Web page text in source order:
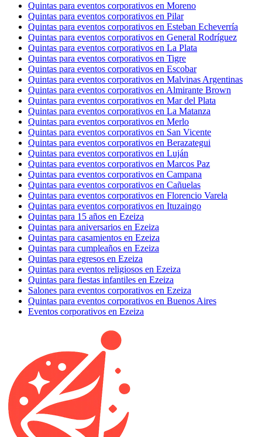
Quintas para eventos corporativos en Moreno
Quintas para eventos corporativos en Pilar
Quintas para eventos corporativos en Esteban Echeverría
Quintas para eventos corporativos en General Rodríguez
Quintas para eventos corporativos en La Plata
Quintas para eventos corporativos en Tigre
Quintas para eventos corporativos en Escobar
Quintas para eventos corporativos en Malvinas Argentinas
Quintas para eventos corporativos en Almirante Brown
Quintas para eventos corporativos en Mar del Plata
Quintas para eventos corporativos en La Matanza
Quintas para eventos corporativos en Merlo
Quintas para eventos corporativos en San Vicente
Quintas para eventos corporativos en Berazategui
Quintas para eventos corporativos en Luján
Quintas para eventos corporativos en Marcos Paz
Quintas para eventos corporativos en Campana
Quintas para eventos corporativos en Cañuelas
Quintas para eventos corporativos en Florencio Varela
Quintas para eventos corporativos en Ituzaingo
Quintas para 15 años en Ezeiza
Quintas para aniversarios en Ezeiza
Quintas para casamientos en Ezeiza
Quintas para cumpleaños en Ezeiza
Quintas para egresos en Ezeiza
Quintas para eventos religiosos en Ezeiza
Quintas para fiestas infantiles en Ezeiza
Salones para eventos corporativos en Ezeiza
Quintas para eventos corporativos en Buenos Aires
Eventos corporativos en Ezeiza